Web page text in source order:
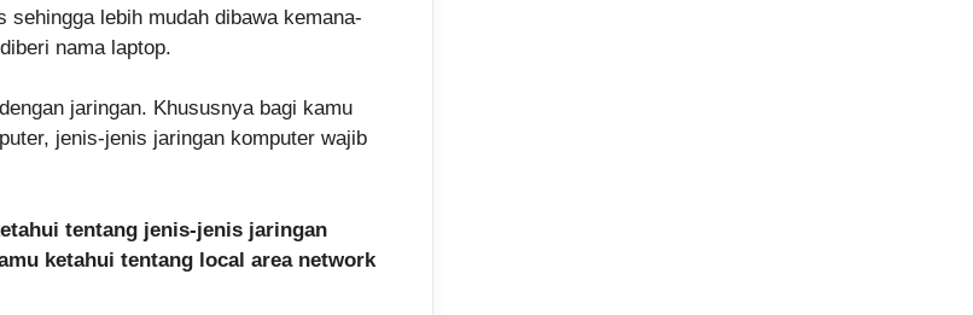
lebih mudah dibawa kemana-
nama laptop.
jaringan. Khususnya bagi kamu
jenis-jenis jaringan komputer wajib
tentang jenis-jenis jaringan
ketahui tentang local area network